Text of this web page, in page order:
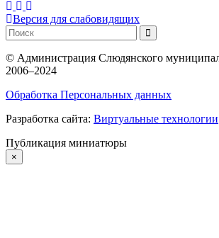
Версия для слабовидящих
© Администрация Слюдянского
2006–2024
Обработка Персональных данных
Разработка сайта: Виртуальные технологии
Публикация миниатюры
×